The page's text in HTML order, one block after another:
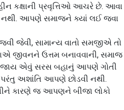
કક્ષાની પ્રવૃત્તિઓ આચરે છે. આવા
નથી. આપણે સમાજને ક્યાં લઈ જવા
જેવી, સામાન્ય વાતો સમજીએ તો
જીવનને ઉત્તમ બનાવવાની, સમાજ
એવું સરસ બહાનું આપણે ગોતી
અશાંતિ આપણે છોડવી નથી.
કારણે જ આપણને બીજા લોકો